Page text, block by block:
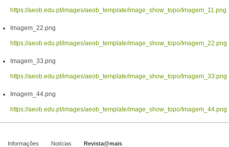
https://aeob.edu.pt/images/aeob_template/image_show_topo/Imagem_11.png
Imagem_22.png
https://aeob.edu.pt/images/aeob_template/image_show_topo/Imagem_22.png
Imagem_33.png
https://aeob.edu.pt/images/aeob_template/image_show_topo/Imagem_33.png
Imagem_44.png
https://aeob.edu.pt/images/aeob_template/image_show_topo/Imagem_44.png
Informações Notícias Revista@mais